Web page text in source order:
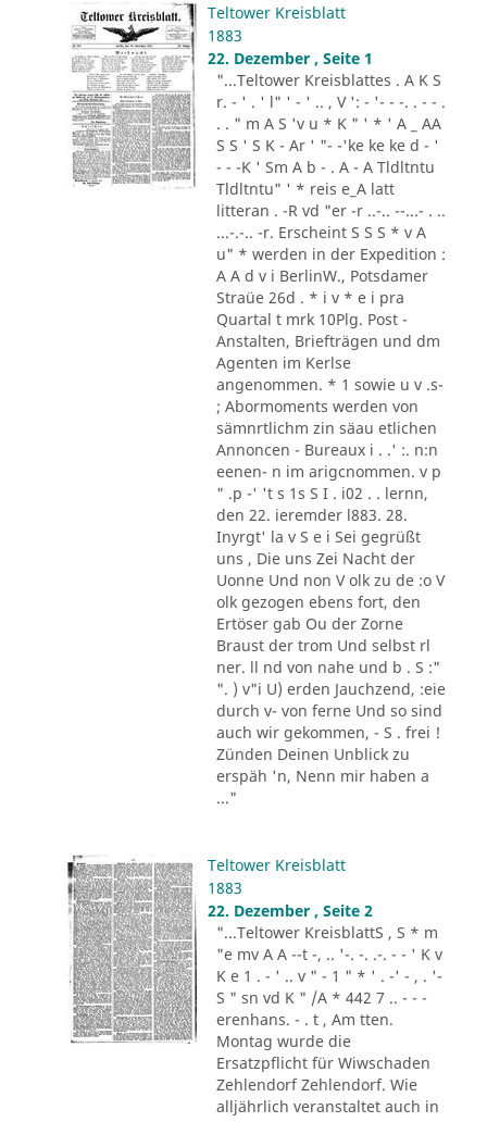
Teltower Kreisblatt
1883
22. Dezember , Seite 1
"...Teltower Kreisblattes . A K S
r. - ' . ' l" ' - ' .. , V ': - '- - -. . - - .
. . " m A S 'v u * K " ' * ' A _ AA
S S ' S K - Ar ' "- -'ke ke ke d - '
- - -K ' Sm A b - . A - A Tldltntu
Tldltntu" ' * reis e_A latt
litteran . -R vd "er -r ..-.. --...- . ..
...-.-.. -r. Erscheint S S S * v A
u" * werden in der Expedition :
A A d v i BerlinW., Potsdamer
Straüe 26d . * i v * e i pra
Quartal t mrk 10Plg. Post -
Anstalten, Briefträgen und dm
Agenten im Kerlse
angenommen. * 1 sowie u v .s-
; Abormoments werden von
sämnrtlichm zin säau etlichen
Annoncen - Bureaux i . .' :. n:n
eenen- n im arigcnommen. v p
" .p -' 't s 1s S I . i02 . . lernn,
den 22. ieremder l883. 28.
Inyrgt' la v S e i Sei gegrüßt
uns , Die uns Zei Nacht der
Uonne Und non V olk zu de :o V
olk gezogen ebens fort, den
Ertöser gab Ou der Zorne
Braust der trom Und selbst rl
ner. ll nd von nahe und b . S :"
". ) v"i U) erden Jauchzend, :eie
durch v- von ferne Und so sind
auch wir gekommen, - S . frei !
Zünden Deinen Unblick zu
erspäh 'n, Nenn mir haben a
..."
Teltower Kreisblatt
1883
22. Dezember , Seite 2
"...Teltower KreisblattS , S * m
"e mv A A --t -, .. '-. -. .-. - - ' K v
K e 1 . - ' .. v " - 1 " * ' . -' - , . '-
S " sn vd K " /A * 442 7 .. - - -
erenhans. - . t , Am tten.
Montag wurde die
Ersatzpflicht für Wiwschaden
Zehlendorf Zehlendorf. Wie
alljährlich veranstaltet auch in